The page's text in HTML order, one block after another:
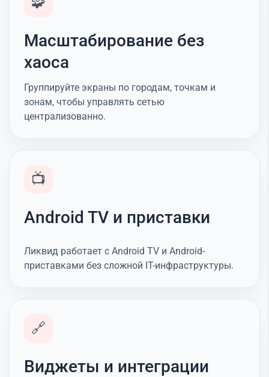
Масштабирование без
хаоса
Группируйте экраны по городам, точкам и
зонам, чтобы управлять сетью
централизованно.
📺
Android TV и приставки
Ликвид работает с Android TV и Android-
приставками без сложной IT-инфраструктуры.
🔗
Виджеты и интеграции